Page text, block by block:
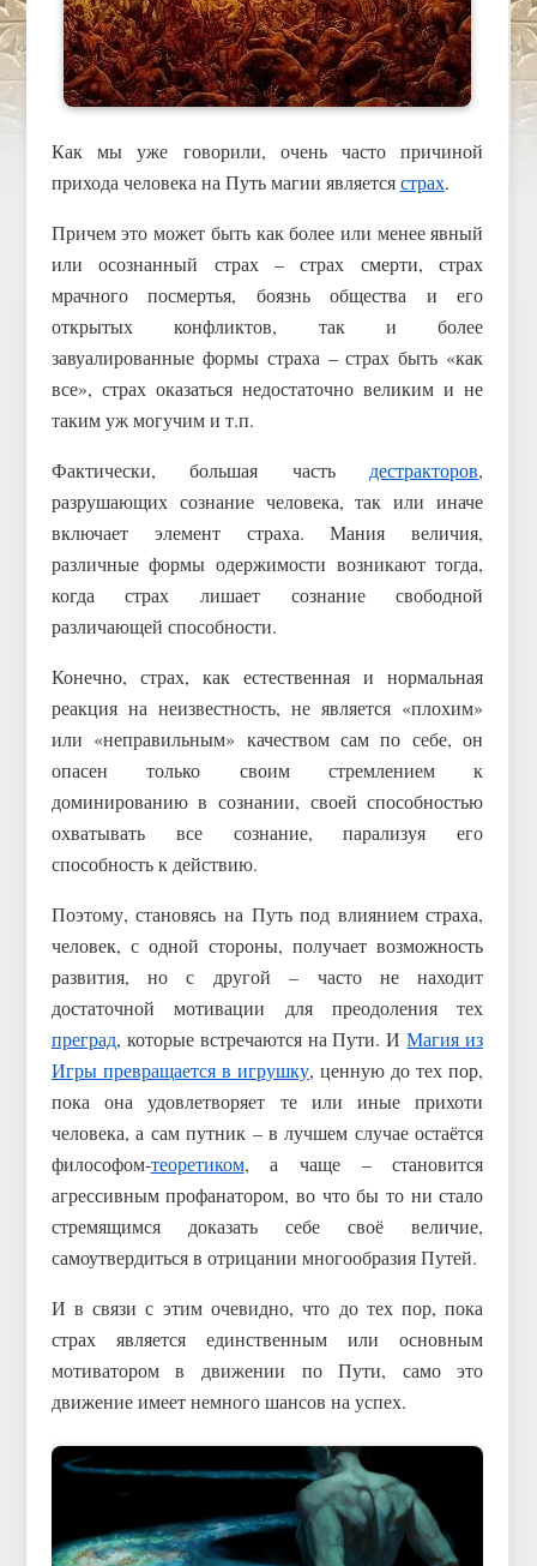
Как мы уже говорили, очень часто причиной
прихода человека на Путь магии являетсястрах.
Причем это может быть как более или менее явный
или осознанный страх – страх смерти, страх
мрачного посмертья, боязнь общества и его
открытых конфликтов, так и более
завуалированные формы страха – страх быть «как
все», страх оказаться недостаточно великим и не
таким уж могучим и т.п.
Фактически, большая часть дестракторов,
разрушающих сознание человека, так или иначе
включает элемент страха. Мания величия,
различные формы одержимости возникают тогда,
когда страх лишает сознание свободной
различающей способности.
Конечно, страх, как естественная и нормальная
реакция на неизвестность, не является «плохим»
или «неправильным» качеством сам по себе, он
опасен только своим стремлением к
доминированию в сознании, своей способностью
охватывать все сознание, парализуя его
способность к действию.
Поэтому, становясь на Путь под влиянием страха,
человек, с одной стороны, получает возможность
развития, но с другой – часто не находит
достаточной мотивации для преодоления тех
преград, которые встречаются на Пути. ИМагия из
Игры превращается в игрушку, ценную до тех пор,
пока она удовлетворяет те или иные прихоти
человека, а сам путник – в лучшем случае остаётся
философом-теоретиком, а чаще – становится
агрессивным профанатором, во что бы то ни стало
стремящимся доказать себе своё величие,
самоутвердиться в отрицании многообразия Путей.
И в связи с этим очевидно, что до тех пор, пока
страх является единственным или основным
мотиватором в движении по Пути, само это
движение имеет немного шансов на успех.